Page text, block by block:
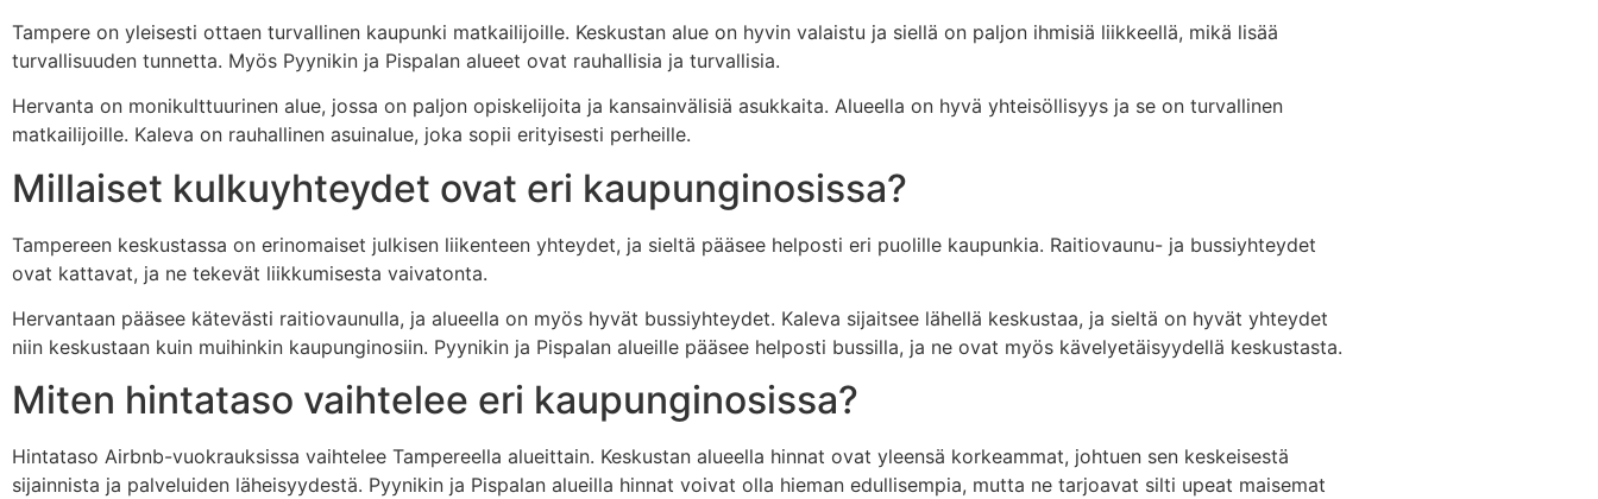
Tampere on yleisesti ottaen turvallinen kaupunki matkailijoille. Keskustan alue on hyvin valaistu ja siellä on paljon ihmisiä liikkeellä, mikä lisää
turvallisuuden tunnetta. Myös Pyynikin ja Pispalan alueet ovat rauhallisia ja turvallisia.
Hervanta on monikulttuurinen alue, jossa on paljon opiskelijoita ja kansainvälisiä asukkaita. Alueella on hyvä yhteisöllisyys ja se on turvallinen
matkailijoille. Kaleva on rauhallinen asuinalue, joka sopii erityisesti perheille.
Millaiset kulkuyhteydet ovat eri kaupunginosissa?
Tampereen keskustassa on erinomaiset julkisen liikenteen yhteydet, ja sieltä pääsee helposti eri puolille kaupunkia. Raitiovaunu- ja bussiyhteydet
ovat kattavat, ja ne tekevät liikkumisesta vaivatonta.
Hervantaan pääsee kätevästi raitiovaunulla, ja alueella on myös hyvät bussiyhteydet. Kaleva sijaitsee lähellä keskustaa, ja sieltä on hyvät yhteydet
niin keskustaan kuin muihinkin kaupunginosiin. Pyynikin ja Pispalan alueille pääsee helposti bussilla, ja ne ovat myös kävelyetäisyydellä keskustasta.
Miten hintataso vaihtelee eri kaupunginosissa?
Hintataso Airbnb-vuokrauksissa vaihtelee Tampereella alueittain. Keskustan alueella hinnat ovat yleensä korkeammat, johtuen sen keskeisestä
sijainnista ja palveluiden läheisyydestä. Pyynikin ja Pispalan alueilla hinnat voivat olla hieman edullisempia, mutta ne tarjoavat silti upeat maisemat